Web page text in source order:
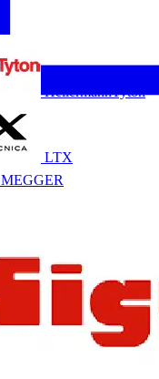
HellermannTyton
LTX
MEGGER